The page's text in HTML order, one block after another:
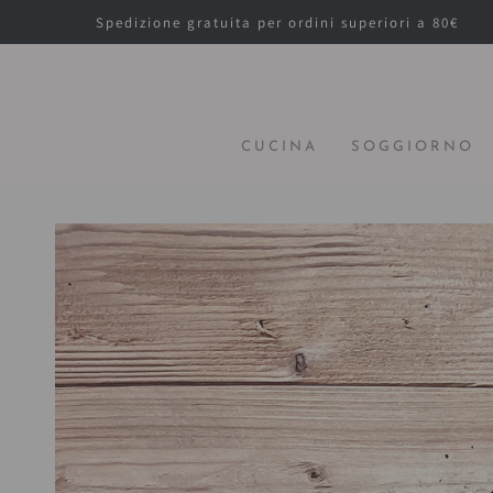
PASSA AL
CONTENUTOSpedizione gratuita per ordini superiori a 80€
CUCINA SOGGIORNO
PASSA ALLE
INFORMAZIONE
SUL PRODOTTO